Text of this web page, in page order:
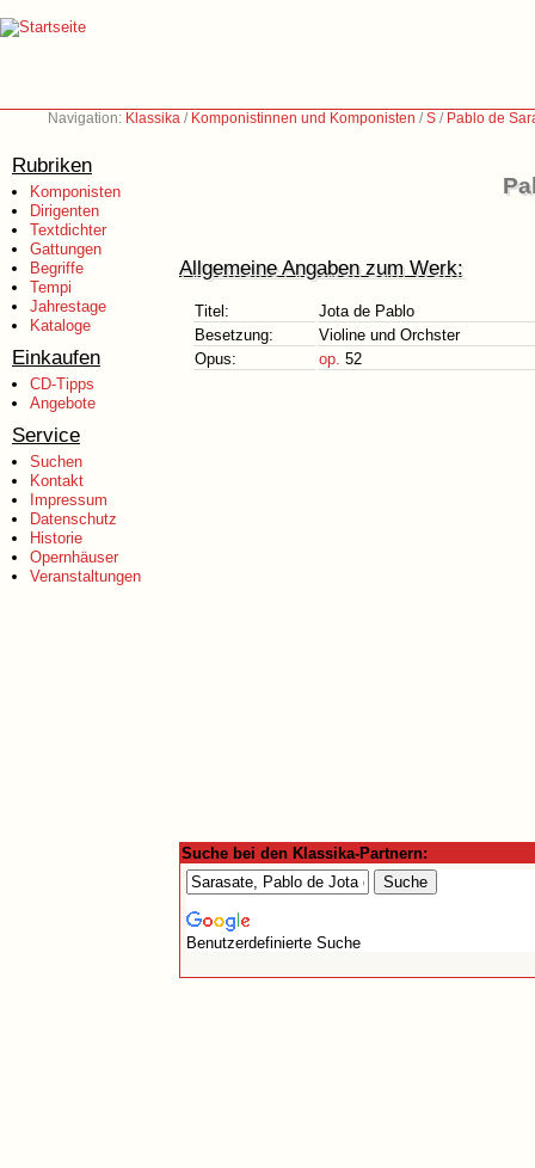
Navigation: Klassika / Komponistinnen und Komponisten /S / Pablo de
Rubriken
Komponisten
Dirigenten
Textdichter
Gattungen
Begriffe
Tempi
Jahrestage
Kataloge
Einkaufen
CD-Tipps
Angebote
Service
Suchen
Kontakt
Impressum
Datenschutz
Historie
Opernhäuser
Veranstaltungen
Allgemeine Angaben zum Werk:
Titel:
Jota de Pablo
Besetzung:
Violine und Orchster
Opus:
op. 52
Suche bei den Klassika-Partnern:
Benutzerdefinierte Suche